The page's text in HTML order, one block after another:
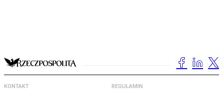
KONTAKT REGULAMIN